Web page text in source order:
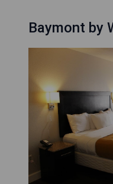
Baymont by